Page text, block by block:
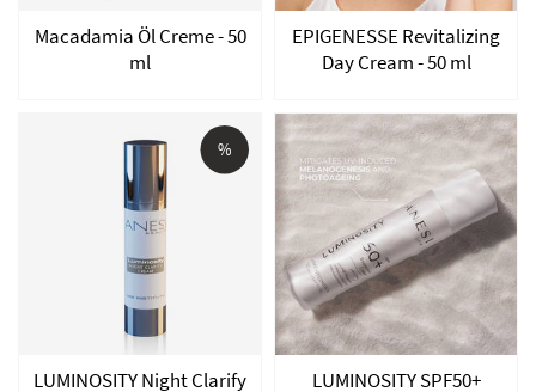
Macadamia Öl Creme - 50
ml
EPIGENESSE Revitalizing
Day Cream - 50 ml
%
LUMINOSITY Night Clarify
LUMINOSITY SPF50+